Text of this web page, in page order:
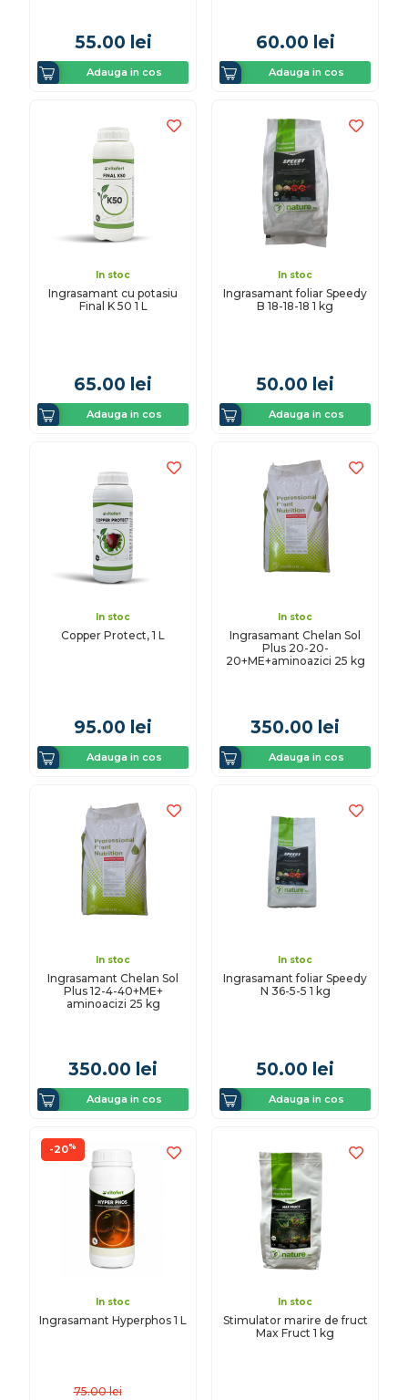
55.00 lei
Adauga in cos
60.00 lei
Adauga in cos
In stoc
Ingrasamant cu potasiu
Final K 50 1 L
65.00 lei
Adauga in cos
In stoc
Ingrasamant foliar Speedy
B 18-18-18 1 kg
50.00 lei
Adauga in cos
In stoc
Copper Protect, 1 L
95.00 lei
Adauga in cos
In stoc
Ingrasamant Chelan Sol
Plus 20-20-
20+ME+aminoazici 25 kg
350.00 lei
Adauga in cos
In stoc
Ingrasamant Chelan Sol
Plus 12-4-40+ME+
aminoacizi 25 kg
350.00 lei
Adauga in cos
In stoc
Ingrasamant foliar Speedy
N 36-5-5 1 kg
50.00 lei
Adauga in cos
-20%
In stoc
Ingrasamant Hyperphos 1 L
75.00 lei
In stoc
Stimulator marire de fruct
Max Fruct 1 kg